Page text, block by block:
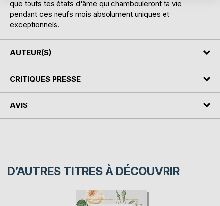
que touts tes états d'âme qui chambouleront ta vie
pendant ces neufs mois absolument uniques et
exceptionnels.
AUTEUR(S)
CRITIQUES PRESSE
AVIS
D’AUTRES TITRES À DÉCOUVRIR